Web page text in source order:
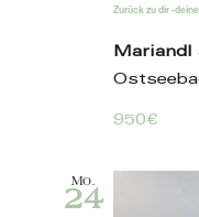
Zurück zu dir -
Mariandl
950€
Mo.
24